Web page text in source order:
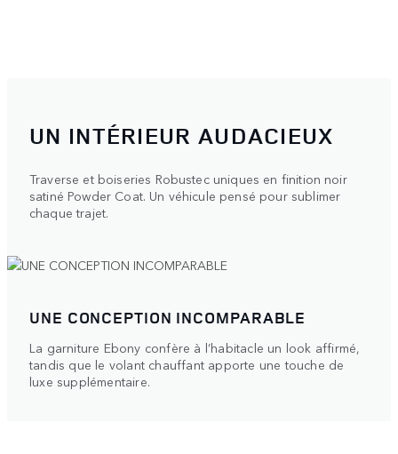
UN INTÉRIEUR AUDACIEUX
Traverse et boiseries Robustec uniques en finition noir
satiné Powder Coat. Un véhicule pensé pour sublimer
chaque trajet.
UNE CONCEPTION INCOMPARABLE
La garniture Ebony confère à l’habitacle un look affirmé,
tandis que le volant chauffant apporte une touche de
luxe supplémentaire.